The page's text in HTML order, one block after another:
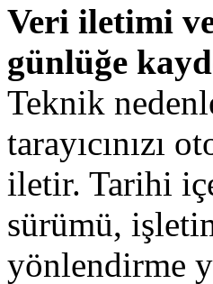
Veri iletimi
günlüğe
Teknik
tarayıcınızı
iletir. Tarihi
sürümü,
yönlendirme